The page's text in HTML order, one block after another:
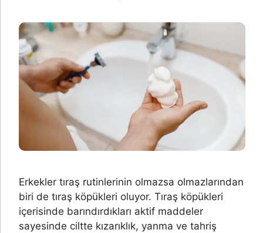
Erkekler tıraş rutinlerinin olmazsa olmazlarından
biri de tıraş köpükleri oluyor. Tıraş köpükleri
içerisinde barındırdıkları aktif maddeler
sayesinde ciltte kızarıklık, yanma ve tahriş